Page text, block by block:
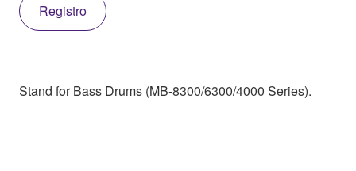
Registro
Stand for Bass Drums (MB-8300/6300/4000 Series).